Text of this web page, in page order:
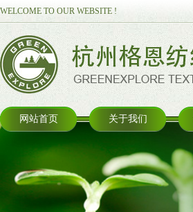
WELCOME TO OUR WEBSITE !
网站首页 关于我们